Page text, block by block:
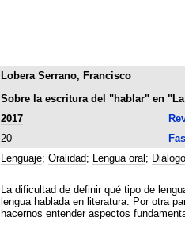
Lobera Serrano, Francisco
Sobre la escritura del "hablar" en
2017
20
Lenguaje; Oralidad; Lengua oral ; Diálogo
La dificultad de definir qué tipo de
lengua hablada en literatura. Por otra
hacernos entender aspectos